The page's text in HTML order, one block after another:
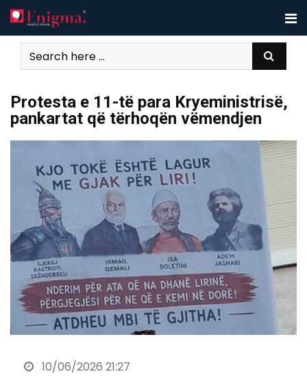
Skip
to
content
Protesta e 11-të para Kryeministrisë,
pankartat që tërhoqën vëmendjen
10/06/2026 21:27